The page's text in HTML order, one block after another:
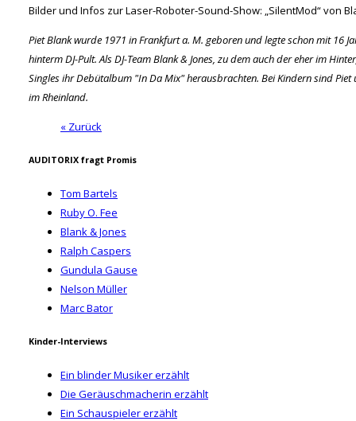
Bilder und Infos zur Laser-Roboter-Sound-Show: „SilentMod“ von
Piet Blank wurde 1971 in Frankfurt a. M. geboren und legte schon mit 16
hinterm DJ-Pult. Als DJ-Team Blank & Jones, zu dem auch der eher im
Singles ihr Debütalbum "In Da Mix" herausbrachten. Bei Kindern sind
im Rheinland.
« Zurück
AUDITORIX fragt Promis
Tom Bartels
Ruby O. Fee
Blank & Jones
Ralph Caspers
Gundula Gause
Nelson Müller
Marc Bator
Kinder-Interviews
Ein blinder Musiker erzählt
Die Geräuschmacherin erzählt
Ein Schauspieler erzählt